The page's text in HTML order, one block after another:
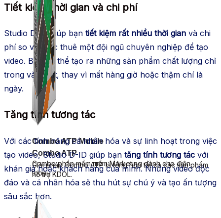
Combo ATP
Giải pháp Combo ATP là tổng hợp tất cả các sản phẩm
hỗ trợ KDOL.
Combo ATP Mobile
Combo phần mềm mềm Marketing dành cho điện
thoại.
Tiết kiệm thời gian và chi phí
Studio D-ID giúp bạn tiết kiệm rất nhiều thời gian và chi
phí so với việc thuê một đội ngũ chuyên nghiệp để tạo
video. Bạn có thể tạo ra những sản phẩm chất lượng chỉ
trong vài phút, thay vì mất hàng giờ hoặc thậm chí là
ngày.
Tăng tính tương tác
Với các tính năng cá nhân hóa và sự linh hoạt trong việc
tạo video, Studio D-ID giúp bạn tăng tính tương tác với
khán giả hoặc khách hàng của mình. Những video độc
đáo và cá nhân hóa sẽ thu hút sự chú ý và tạo ấn tượng
sâu sắc hơn.